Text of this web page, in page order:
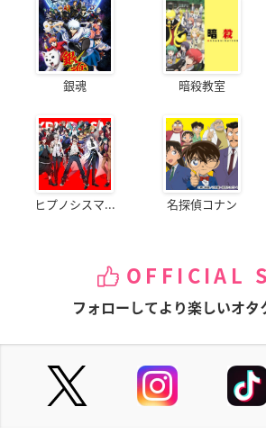
銀魂 暗殺教室
ヒプノシスマ... 名探偵コナン
OFFICIAL
フォローしてより楽しいオタ